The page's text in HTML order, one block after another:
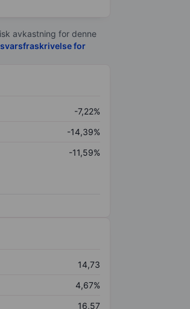
avkastning for denne
for
-7,22%
-14,39%
-11,59%
14,73
4,67%
16,57